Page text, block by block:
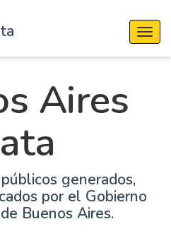
Aires
generados,
por el Gobierno
Buenos Aires.